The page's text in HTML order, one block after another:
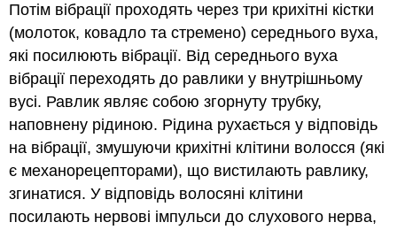
Потім вібрації проходять через три крихітні кістки
(молоток, ковадло та стремено) середнього вуха,
які посилюють вібрації. Від середнього вуха
вібрації переходять до равлики у внутрішньому
вусі. Равлик являє собою згорнуту трубку,
наповнену рідиною. Рідина рухається у відповідь
на вібрації, змушуючи крихітні клітини волосся (які
є механорецепторами), що вистилають равлику,
згинатися. У відповідь волосяні клітини
посилають нервові імпульси до слухового нерва,